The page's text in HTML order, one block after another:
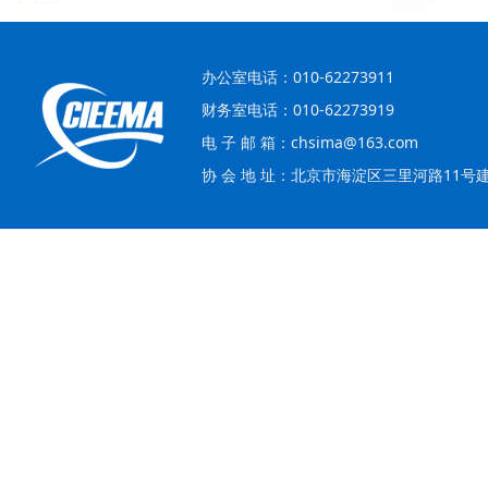
办公室电话：010-62273911
财务室电话：010-62273919
电 子 邮 箱：chsima@163.com
协 会 地 址：北京市海淀区三里河路11号